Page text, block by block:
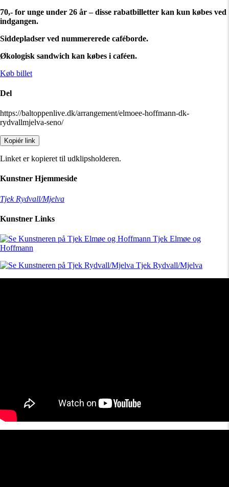
70,- for unge under 26 år – disse rabatbilletter kan kun købes ved
indgangen.
Siddepladser ved nummererede caféborde.
Økologisk sandwich kan købes i caféen.
Køb billet
Del
https://baltoppenlive.dk/arrangement/elmoee-hoffmann-dk-
rydvallmjelva-seno/
Kopiér link
Linket er kopieret til udklipsholderen.
Kunstner Hjemmeside
Tjek Rydvall/Mjelva
Kunstner Links
Tjek Elmøe og
Hoffmann
Tjek Rydvall/Mjelva